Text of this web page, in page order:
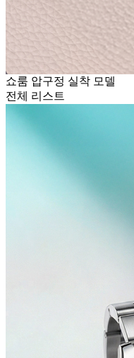
쇼룸 압구정 실착 모델
전체 리스트